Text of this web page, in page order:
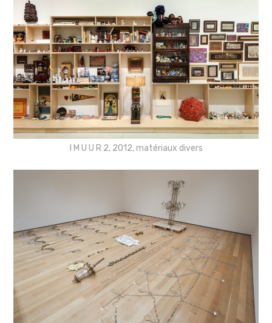
I M U U R 2, 2012, matériaux divers